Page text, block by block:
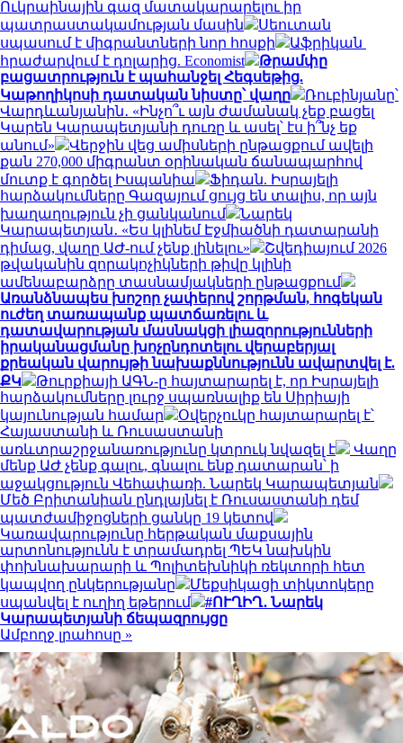
Ուկրաինային գազ մատակարարելու իր
պատրաստակամության մասին
Սեուտան
սպասում է միգրանտների նոր հոսքի
Աֆրիկան ​​
հրաժարվում է դոլարից. Economist
Թրամփը
բացատրություն է պահանջել Հեգսեթից.
Կաթողիկոսի դատական նիստը՝ վաղը
Ռուբինյանը՝
Վարդևանյանին․ «Ինչո՞ւ այն ժամանակ չեք բացել
Կարեն Կարապետյանի դուռը և ասել՝ էս ի՞նչ եք
անում»
Վերջին վեց ամիսների ընթացքում ավելի
քան 270,000 միգրանտ օրինական ճանապարհով
մուտք է գործել Իսպանիա
Ֆիդան. Իսրայելի
հարձակումները Գազայում ցույց են տալիս, որ այն
խաղաղություն չի ցանկանում
Նարեկ
Կարապետյան․ «Ես կլինեմ Էջմիածնի դատարանի
դիմաց, վաղը ԱԺ-ում չենք լինելու»
Շվեդիայում 2026
թվականին զորակոչիկների թիվը կլինի
ամենաբարձրը տասնամյակների ընթացքում
Առանձնապես խոշոր չափերով շորթման, հոգեկան
ուժեղ տառապանք պատճառելու և
դատավարության մասնակցի լիազորությունների
իրականացմանը խոչընդոտելու վերաբերյալ
քրեական վարույթի նախաքննությունն ավարտվել է.
ՔԿ
Թուրքիայի ԱԳՆ-ը հայտարարել է, որ Իսրայելի
հարձակումները լուրջ սպառնալիք են Սիրիայի
կայունության համար
Օվերչուկը հայտարարել է՝
Հայաստանի և Ռուսաստանի
առևտրաշրջանառությունը կտրուկ նվազել է
Վաղը
մենք ԱԺ չենք գալու, գնալու ենք դատարան՝ ի
աջակցություն Վեհափառի. Նարեկ Կարապետյան
Մեծ Բրիտանիան ընդլայնել է Ռուսաստանի դեմ
պատժամիջոցների ցանկը 19 կետով
Կառավարությունը հերթական մաքսային
արտոնությունն է տրամադրել ՊԵԿ նախկին
փոխնախարարի և Պոլիտեխնիկի ռեկտորի հետ
կապվող ընկերությանը
Մեքսիկացի տիկտոկերը
սպանվել է ուղիղ եթերում
#ՈՒՂԻՂ․ Նարեկ
Կարապետյանի ճեպազրույցը
Ամբողջ լրահոսը »